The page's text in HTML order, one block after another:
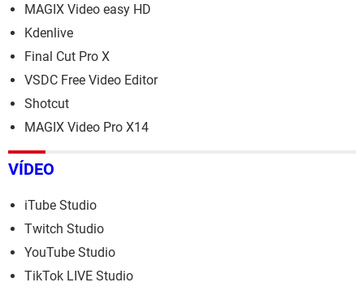
MAGIX Video easy HD
Kdenlive
Final Cut Pro X
VSDC Free Video Editor
Shotcut
MAGIX Video Pro X14
VÍDEO
iTube Studio
Twitch Studio
YouTube Studio
TikTok LIVE Studio